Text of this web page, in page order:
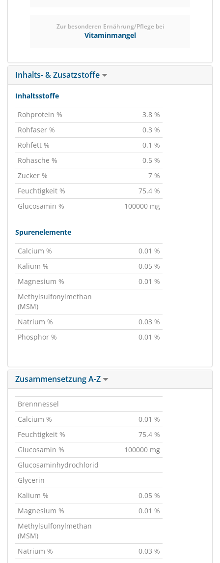
Zur besonderen Ernährung/Pflege bei
Vitaminmangel
Inhalts- & Zusatzstoffe
Inhaltsstoffe
Rohprotein %
3.8 %
Rohfaser %
0.3 %
Rohfett %
0.1 %
Rohasche %
0.5 %
Zucker %
7 %
Feuchtigkeit %
75.4 %
Glucosamin %
100000 mg
Spurenelemente
Calcium %
0.01 %
Kalium %
0.05 %
Magnesium %
0.01 %
Methylsulfonylmethan
(MSM)
Natrium %
0.03 %
Phosphor %
0.01 %
Zusammensetzung A-Z
Brennnessel
Calcium %
0.01 %
Feuchtigkeit %
75.4 %
Glucosamin %
100000 mg
Glucosaminhydrochlorid
Glycerin
Kalium %
0.05 %
Magnesium %
0.01 %
Methylsulfonylmethan
(MSM)
Natrium %
0.03 %